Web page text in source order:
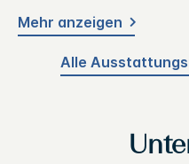
Mehr anzeigen
Alle